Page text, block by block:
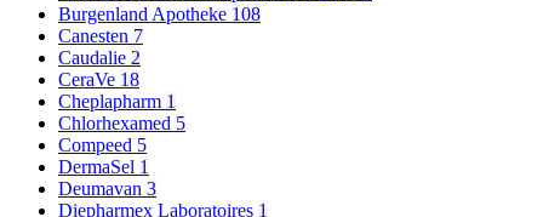
Burgenland Apotheke 108
Canesten 7
Caudalie 2
CeraVe 18
Cheplapharm 1
Chlorhexamed 5
Compeed 5
DermaSel 1
Deumavan 3
Diepharmex Laboratoires 1